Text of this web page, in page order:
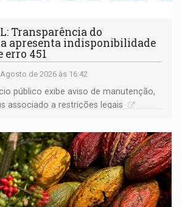
Transparência do
apresenta indisponibilidade
erro 451
de 2026 às 16:42
público exibe aviso de manutenção,
associado a restrições legais